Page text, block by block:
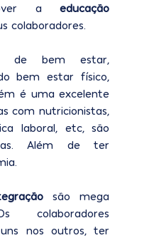
a educação
colaboradores.
de bem estar,
bem estar físico,
é uma excelente
com nutricionistas,
laboral, etc, são
Além de ter
são mega
colaboradores
nos outros, ter